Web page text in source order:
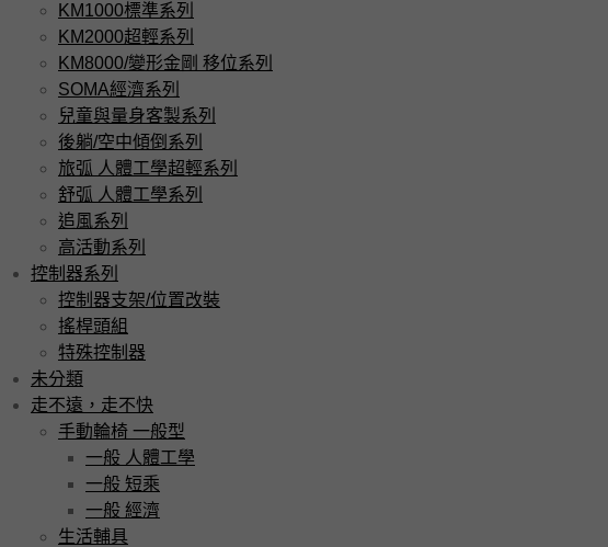
KM1000標準系列
KM2000超輕系列
KM8000/變形金剛 移位系列
SOMA經濟系列
兒童與量身客製系列
後躺/空中傾倒系列
旅弧 人體工學超輕系列
舒弧 人體工學系列
追風系列
高活動系列
控制器系列
控制器支架/位置改裝
搖桿頭組
特殊控制器
未分類
走不遠，走不快
手動輪椅 一般型
一般 人體工學
一般 短乘
一般 經濟
生活輔具